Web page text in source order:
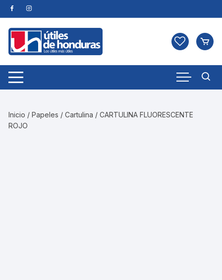
Skip
to
content
Inicio /Papeles /Cartulina / CARTULINA FLUORESCENTE
ROJO